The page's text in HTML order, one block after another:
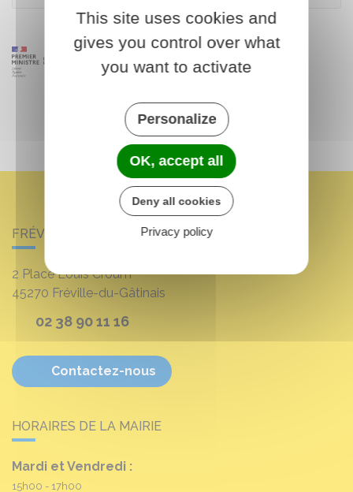
FRÉVILLE-DU-GÂTINAIS
2 Place Louis Croum
45270 Fréville-du-Gâtinais
02 38 90 11 16
Contactez-nous
HORAIRES DE LA MAIRIE
Mardi et Vendredi :
15h00 - 17h00
This site uses cookies and
gives you control over what
you want to activate
Personalize
OK, accept all
Deny all cookies
Privacy policy